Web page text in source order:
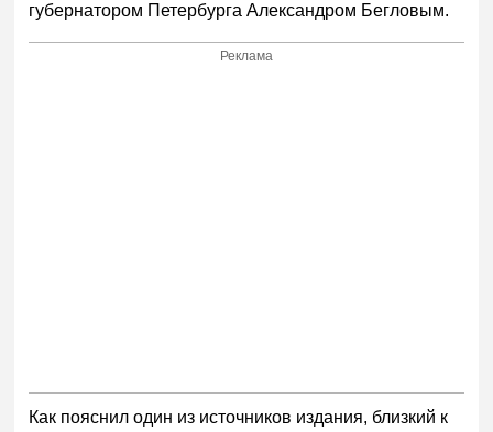
губернатором Петербурга Александром Бегловым.
Реклама
Как пояснил один из источников издания, близкий к